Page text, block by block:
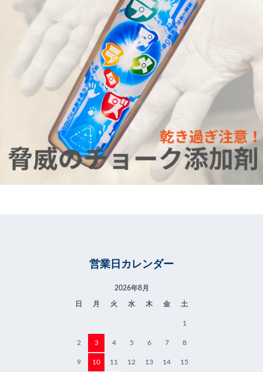
営業日カレンダー
2026年8月
日 月 火 水 木 金 土
1
2 3 4 5 6 7 8
9 10 11 12 13 14 15